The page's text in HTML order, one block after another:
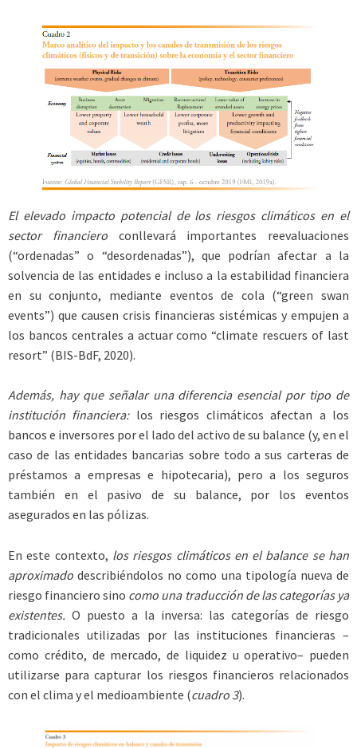
El elevado impacto potencial de los riesgos climáticos en el
sector financiero conllevará importantes reevaluaciones
(“ordenadas” o “desordenadas”), que podrían afectar a la
solvencia de las entidades e incluso a la estabilidad financiera
en su conjunto, mediante eventos de cola (“green swan
events”) que causen crisis financieras sistémicas y empujen a
los bancos centrales a actuar como “climate rescuers of last
resort” (BIS-BdF, 2020).
Además, hay que señalar una diferencia esencial por tipo de
institución financiera: los riesgos climáticos afectan a los
bancos e inversores por el lado del activo de su balance (y, en el
caso de las entidades bancarias sobre todo a sus carteras de
préstamos a empresas e hipotecaria), pero a los seguros
también en el pasivo de su balance, por los eventos
asegurados en las pólizas.
En este contexto, los riesgos climáticos en el balance se han
aproximadodescribiéndolos no como una tipología nueva de
riesgo financiero sino como una traducción de las categorías ya
existentes. O puesto a la inversa: las categorías de riesgo
tradicionales utilizadas por las instituciones financieras –
como crédito, de mercado, de liquidez u operativo– pueden
utilizarse para capturar los riesgos financieros relacionados
con el clima y el medioambiente (cuadro 3).